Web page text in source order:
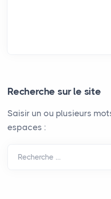
Recherche sur le site
Saisir un ou plusieurs
espaces :
Recherche …